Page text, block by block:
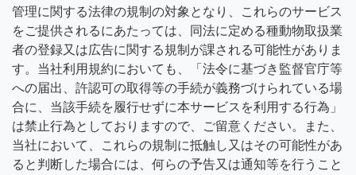
管理に関する法律の規制の対象となり、これらのサービス
をご提供されるにあたっては、同法に定める種動物取扱業
者の登録又は広告に関する規制が課される可能性がありま
す。当社利用規約においても、「法令に基づき監督官庁等
への届出、許認可の取得等の手続が義務づけられている場
合に、当該手続を履行せずに本サービスを利用する行為」
は禁止行為としておりますので、ご留意ください。また、
当社において、これらの規制に抵触し又はその可能性があ
ると判断した場合には、何らの予告又は通知等を行うこと